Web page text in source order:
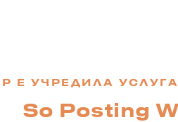
Е УЧРЕДИЛА
So Posting